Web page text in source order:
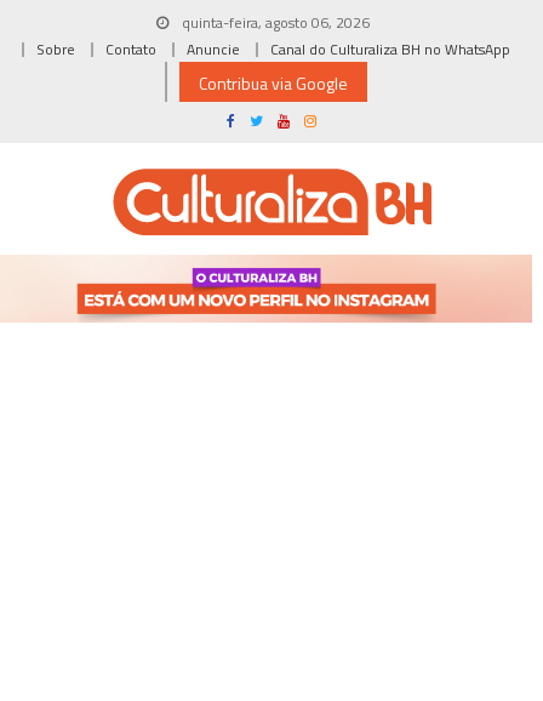
quinta-feira, agosto 06, 2026
Sobre
Contato Anuncie Canal do Culturaliza BH no WhatsApp
Contribua via Google